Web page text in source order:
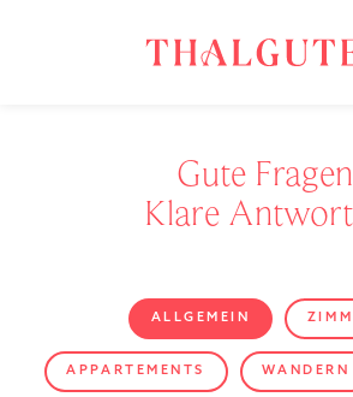
Gute
Klare
ALLGEMEIN
APPARTEMENTS WANDERN